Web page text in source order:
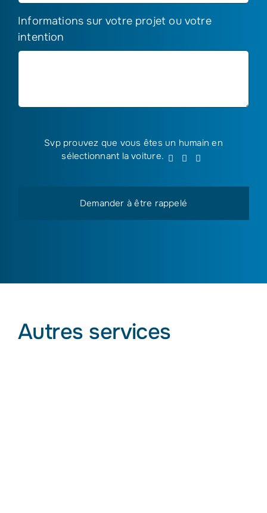
Informations sur votre projet ou votre
intention
Svp prouvez que vous êtes un humain en
sélectionnant la voiture. Svp
êtes
un
voiture.
Autres services